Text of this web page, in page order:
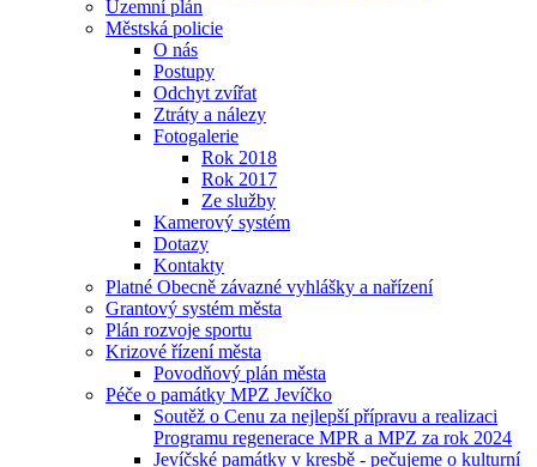
Územní plán
Městská policie
O nás
Postupy
Odchyt zvířat
Ztráty a nálezy
Fotogalerie
Rok 2018
Rok 2017
Ze služby
Kamerový systém
Dotazy
Kontakty
Platné Obecně závazné vyhlášky a nařízení
Grantový systém města
Plán rozvoje sportu
Krizové řízení města
Povodňový plán města
Péče o památky MPZ Jevíčko
Soutěž o Cenu za nejlepší přípravu a realizaci
Programu regenerace MPR a MPZ za rok 2024
Jevíčské památky v kresbě - pečujeme o kulturní